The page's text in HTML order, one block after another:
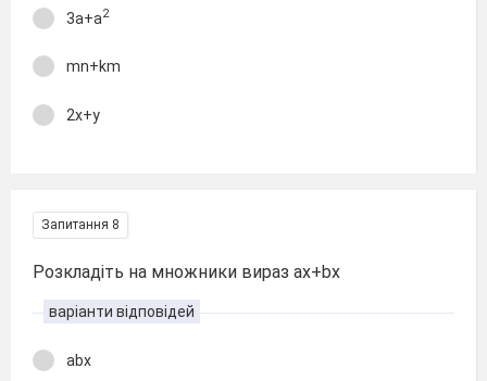
3a+a2
mn+km
2x+y
Запитання 8
Розкладіть на множники вираз ax+bx
варіанти відповідей
abx